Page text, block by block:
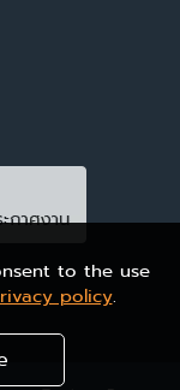
to the use
policy.